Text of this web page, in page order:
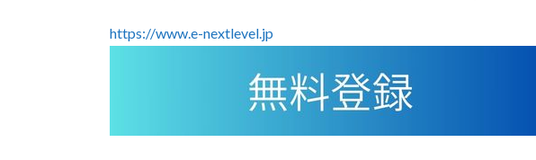
https://www.e-nextlevel.jp